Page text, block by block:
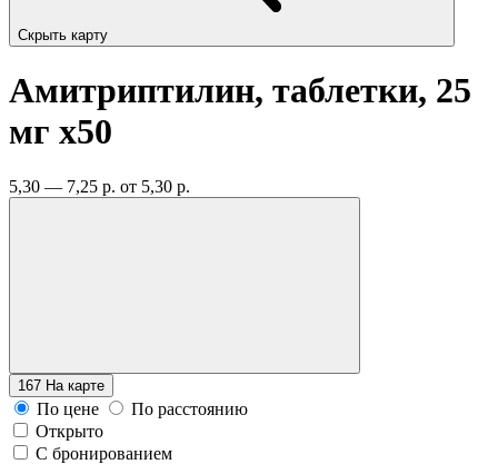
Скрыть карту
Амитриптилин, таблетки, 25
мг x50
5,30 — 7,25 р. от 5,30 р.
167 На карте
По цене
По расстоянию
Открыто
С бронированием